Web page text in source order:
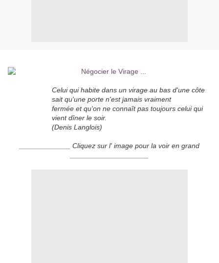
Celui qui habite dans un virage au bas d'une côte
sait qu'une porte n'est jamais vraiment
fermée et qu'on ne connaît pas toujours celui qui
vient dîner le soir.
(Denis Langlois)
_____________ Cliquez sur l' image pour la voir en grand